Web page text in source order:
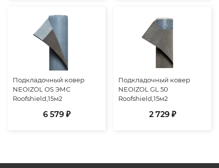
Подкладочный ковер
NEOIZOL OS ЭМС
Roofshield,15м2
6 579 ₽
Подкладочный ковер
NEOIZOL GL 50
Roofshield,15м2
2 729 ₽